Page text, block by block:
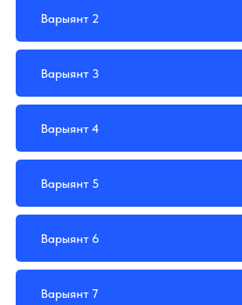
Варыянт 2
Варыянт 3
Варыянт 4
Варыянт 5
Варыянт 6
Варыянт 7